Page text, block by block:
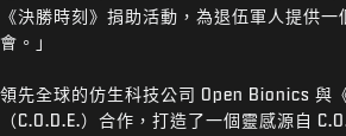
《決勝時刻》捐助活動，為退伍軍人提供
會。」
領先全球的仿生科技公司 Open Bionics 與
（C.O.D.E.）合作，打造了一個靈感源自